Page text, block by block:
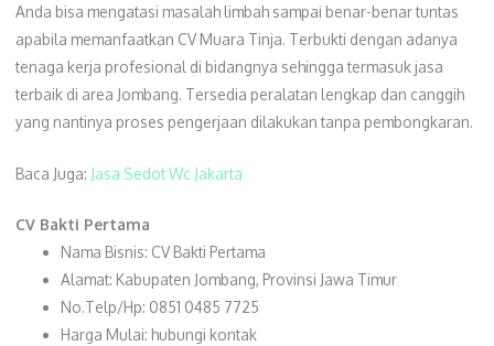
Anda bisa mengatasi masalah limbah sampai benar-benar tuntas
apabila memanfaatkan CV Muara Tinja. Terbukti dengan adanya
tenaga kerja profesional di bidangnya sehingga termasuk jasa
terbaik di area Jombang. Tersedia peralatan lengkap dan canggih
yang nantinya proses pengerjaan dilakukan tanpa pembongkaran.
Baca Juga: Jasa Sedot Wc Jakarta
CV Bakti Pertama
Nama Bisnis: CV Bakti Pertama
Alamat: Kabupaten Jombang, Provinsi Jawa Timur
No.Telp/Hp: 0851 0485 7725
Harga Mulai: hubungi kontak